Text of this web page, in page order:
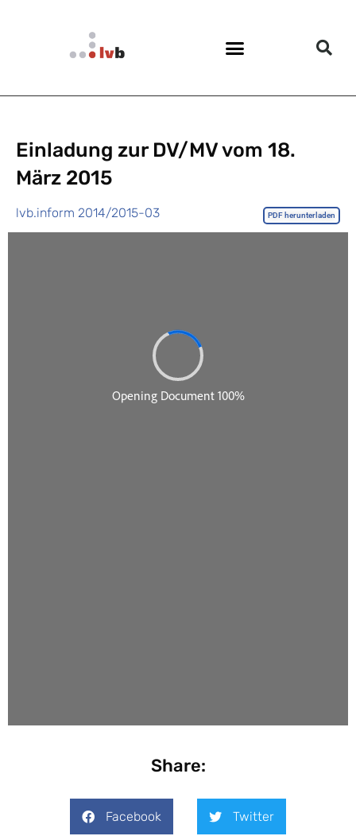
Einladung zur DV/MV vom 18.
März 2015
lvb.inform 2014/2015-03 PDF herunterladen
Share:
Facebook Twitter